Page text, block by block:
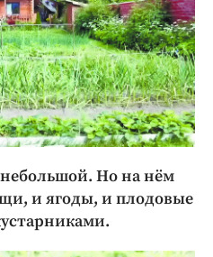
Но на нём
и ягоды, и плодовые